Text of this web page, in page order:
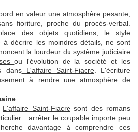
en valeur une atmosphère pesante,
fioriture, proche du procès-verbal.
des objets quotidiens, le style
à décrire les moindres détails, ne sont
la lourdeur du système judiciaire
ou l'évolution de la société et les
dansL'affaire Saint-Fiacre. L'écriture
à rendre une atmosphère de
:
L'affaire Saint-Fiacresont des romans
: arrêter le coupable importe peu
davantage à comprendre ces